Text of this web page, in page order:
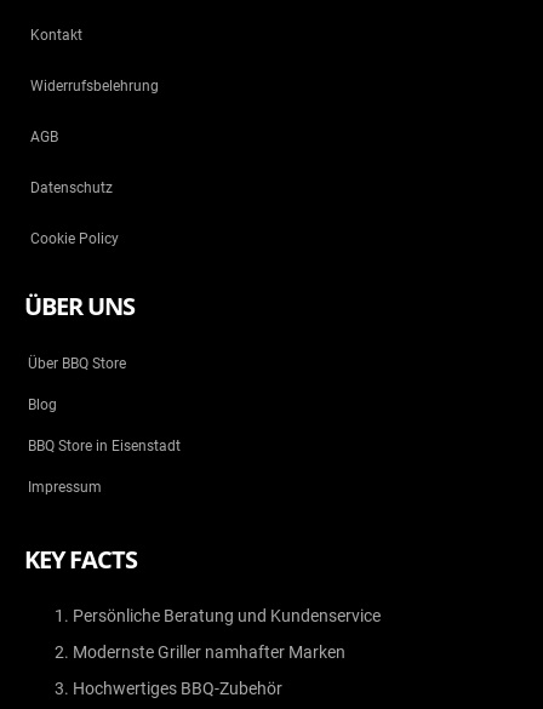
Kontakt
Widerrufsbelehrung
AGB
Datenschutz
Cookie Policy
ÜBER UNS
Über BBQ Store
Blog
BBQ Store in Eisenstadt
Impressum
KEY FACTS
Persönliche Beratung und Kundenservice
Modernste Griller namhafter Marken
Hochwertiges BBQ-Zubehör